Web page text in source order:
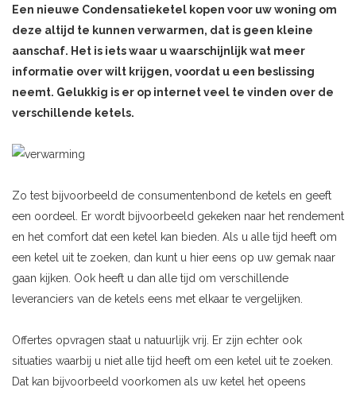
Een nieuwe Condensatieketel kopen voor uw woning om
deze altijd te kunnen verwarmen, dat is geen kleine
aanschaf. Het is iets waar u waarschijnlijk wat meer
informatie over wilt krijgen, voordat u een beslissing
neemt. Gelukkig is er op internet veel te vinden over de
verschillende ketels.
Zo test bijvoorbeeld de consumentenbond de ketels en geeft
een oordeel. Er wordt bijvoorbeeld gekeken naar het rendement
en het comfort dat een ketel kan bieden. Als u alle tijd heeft om
een ketel uit te zoeken, dan kunt u hier eens op uw gemak naar
gaan kijken. Ook heeft u dan alle tijd om verschillende
leveranciers van de ketels eens met elkaar te vergelijken.
Offertes opvragen staat u natuurlijk vrij. Er zijn echter ook
situaties waarbij u niet alle tijd heeft om een ketel uit te zoeken.
Dat kan bijvoorbeeld voorkomen als uw ketel het opeens